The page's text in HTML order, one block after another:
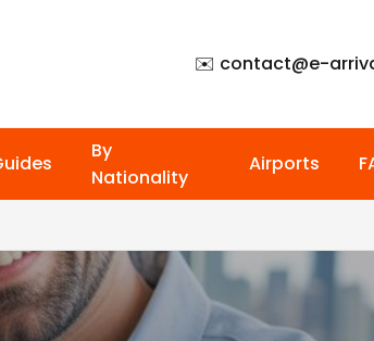
✉️ contact@e-
By
Nationality
Airports